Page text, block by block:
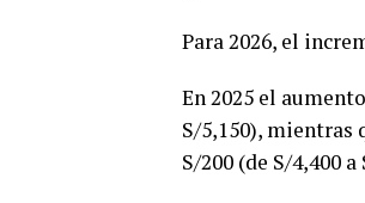
Para 2026, el
En 2025 el
S/5,150), mientras
S/200 (de S/4,400 a